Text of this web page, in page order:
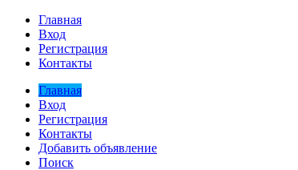
Главная
Вход
Регистрация
Контакты
Главная
Вход
Регистрация
Контакты
Добавить объявление
Поиск